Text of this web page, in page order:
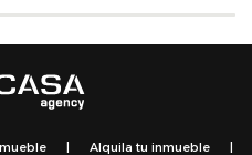
| Alquila tu inmueble |